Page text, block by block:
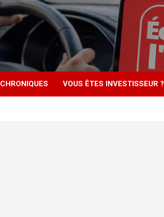
CHRONIQUES VOUS ÊTES INVESTISSEUR ?